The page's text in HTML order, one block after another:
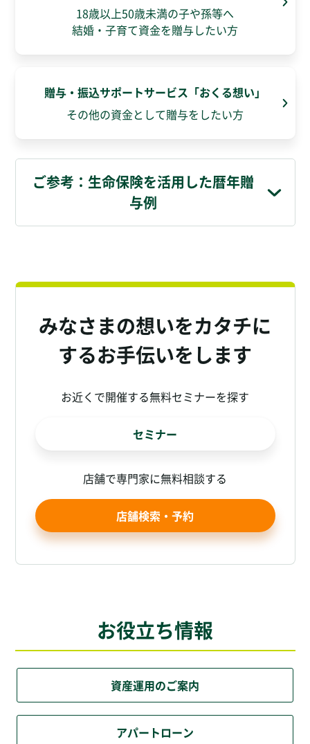
18歳以上50歳未満の子や孫等へ
結婚・子育て資金を贈与したい方
贈与・振込サポートサービス 「おくる想い」
その他の資金として贈与をしたい方
ご参考：生命保険を活用した暦年贈
与例
みなさまの想いをカタチに
するお手伝いをします
お近くで開催する無料セミナーを探す
セミナー
店舗で専門家に無料相談する
店舗検索・予約
お役立ち情報
資産運用のご案内
アパートローン